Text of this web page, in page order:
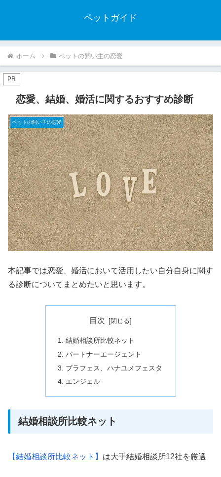
ペットガイド
ホーム ペットの飼い主の恋愛
PR
恋愛、結婚、婚活に関するおすすめ診断
ペットの飼い主の恋愛
本記事では恋愛、婚活において活用したい自分自身に関す
る診断についてまとめたいと思います。
目次
結婚相談所比較ネット
パートナーエージェント
ブラフェス、ハナユメフェスタ
エンジェル
結婚相談所比較ネット
【結婚相談所比較ネット】 は大手結婚相談所12社を厳選